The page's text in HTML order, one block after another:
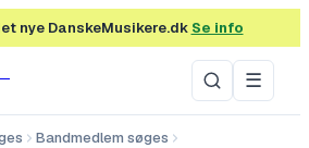
nye DanskeMusikere.dk Se info
☰
Bandmedlem søges